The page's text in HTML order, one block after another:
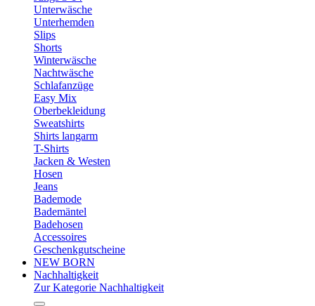
Unterwäsche
Unterhemden
Slips
Shorts
Winterwäsche
Nachtwäsche
Schlafanzüge
Easy Mix
Oberbekleidung
Sweatshirts
Shirts langarm
T-Shirts
Jacken & Westen
Hosen
Jeans
Bademode
Bademäntel
Badehosen
Accessoires
Geschenkgutscheine
NEW BORN
Nachhaltigkeit
Zur Kategorie Nachhaltigkeit